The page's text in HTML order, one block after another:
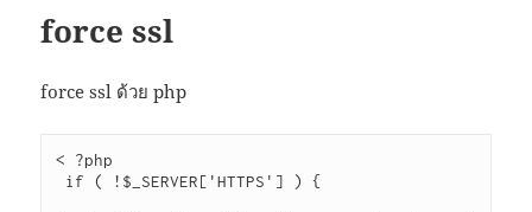
force ssl
force ssl ด้วย php
< ?php